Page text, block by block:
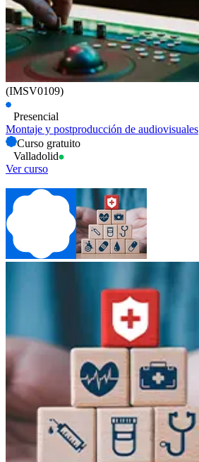
(IMSV0109)
Presencial
Montaje y postproducción de audiovisuales
Curso gratuito
Valladolid
Ver curso